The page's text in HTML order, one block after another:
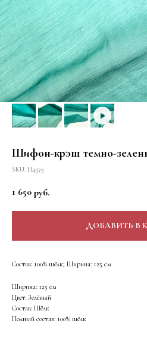
Шифон-крэш темно-
SKU: Н4359
1 650 руб.
ДОБАВИТЬ В
Состав: 100% шёлк; Ширина: 125 см
Ширина: 125 см
Цвет: Зелёный
Состав: Шёлк
Полный состав: 100% шёлк